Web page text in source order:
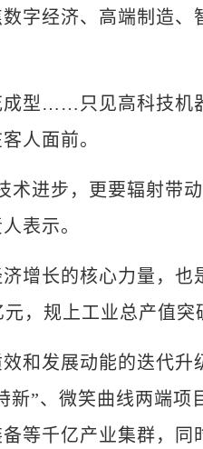
字经济、高端制造
……只见高科技机器
人面前。
进步，更要辐射带动
表示。
长的核心力量，也
元，规上工业总产值突
发展动能的迭代升
新”、微笑曲线两端
等千亿产业集群，